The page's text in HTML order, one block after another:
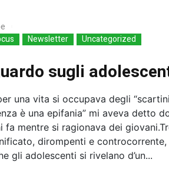
Newsletter Uncategorized
sugli
una vita si occupava degli
è una epifania” mi aveva detto
fa mentre si ragionava dei
dirompenti e controcorrente,
gli adolescenti si rivelano d’un...